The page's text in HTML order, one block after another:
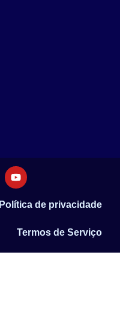
Política de privacidade
Termos de Serviço